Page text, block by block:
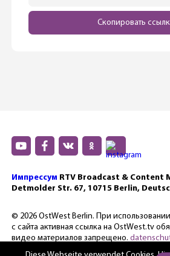
Скопировать
Импрессум RTV Broadcast & Content
Detmolder Str. 67, 10715 Berlin,
© 2026 OstWest Berlin. При
с сайта активная ссылка на OstWest.tv
видео материалов запрещено.
конфиденциальности.